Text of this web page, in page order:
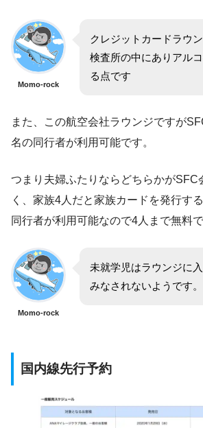
Momo-rock
クレジットカードラウ
検査所の中にありアル
る点です
また、この航空会社ラウンジですが
名の同行者が利用可能です。
つまり夫婦ふたりならどちらかがSFC
く、家族4人だと家族カードを発行す
同行者が利用可能なので4人まで無料
Momo-rock
未就学児はラウンジに
みなされないようです。
国内線先行予約